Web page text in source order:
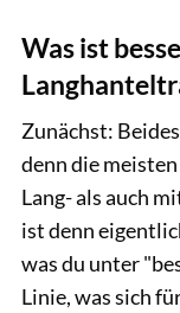
Was ist
Zunächst:
denn die
Lang- als auch
ist denn
was du unter
Linie, was sich